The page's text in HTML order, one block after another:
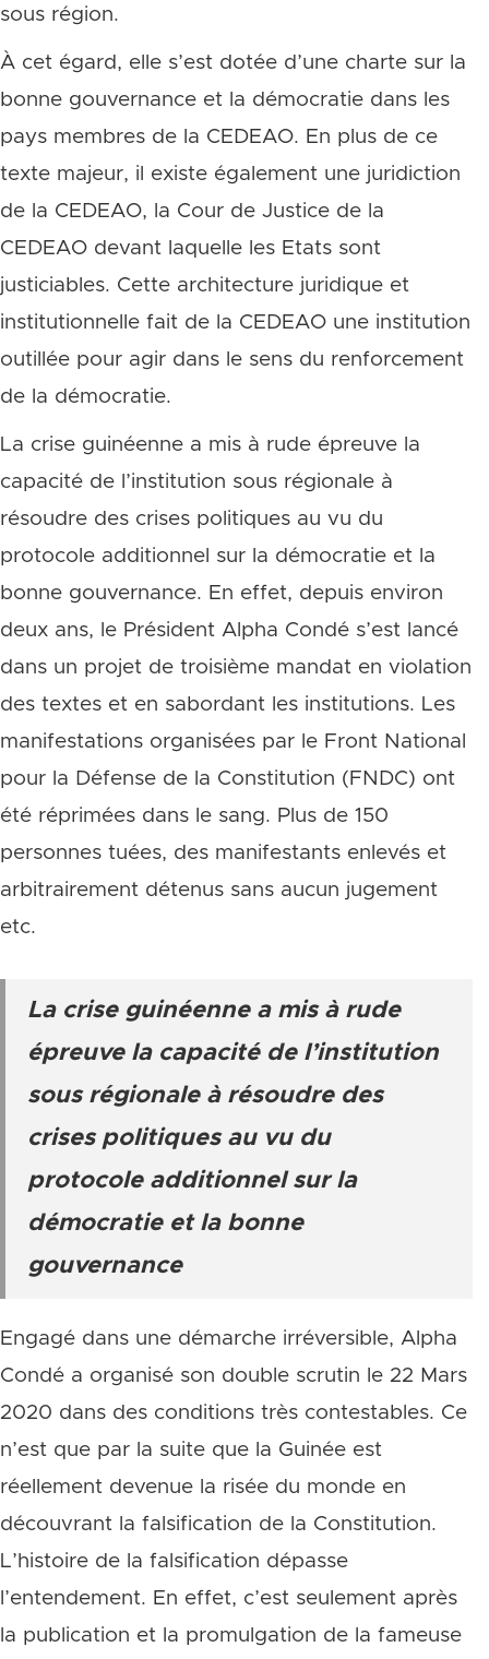
sous région.
À cet égard, elle s’est dotée d’une charte sur la
bonne gouvernance et la démocratie dans les
pays membres de la CEDEAO. En plus de ce
texte majeur, il existe également une juridiction
de la CEDEAO, la Cour de Justice de la
CEDEAO devant laquelle les Etats sont
justiciables. Cette architecture juridique et
institutionnelle fait de la CEDEAO une institution
outillée pour agir dans le sens du renforcement
de la démocratie.
La crise guinéenne a mis à rude épreuve la
capacité de l’institution sous régionale à
résoudre des crises politiques au vu du
protocole additionnel sur la démocratie et la
bonne gouvernance. En effet, depuis environ
deux ans, le Président Alpha Condé s’est lancé
dans un projet de troisième mandat en violation
des textes et en sabordant les institutions. Les
manifestations organisées par le Front National
pour la Défense de la Constitution (FNDC) ont
été réprimées dans le sang. Plus de 150
personnes tuées, des manifestants enlevés et
arbitrairement détenus sans aucun jugement
etc.
La crise guinéenne a mis à rude
épreuve la capacité de l’institution
sous régionale à résoudre des
crises politiques au vu du
protocole additionnel sur la
démocratie et la bonne
gouvernance
Engagé dans une démarche irréversible, Alpha
Condé a organisé son double scrutin le 22 Mars
2020 dans des conditions très contestables. Ce
n’est que par la suite que la Guinée est
réellement devenue la risée du monde en
découvrant la falsification de la Constitution.
L’histoire de la falsification dépasse
l’entendement. En effet, c’est seulement après
la publication et la promulgation de la fameuse